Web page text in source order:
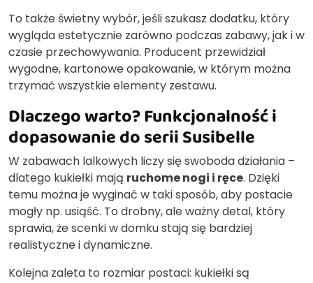
To także świetny wybór, jeśli szukasz dodatku, który
wygląda estetycznie zarówno podczas zabawy, jak i w
czasie przechowywania. Producent przewidział
wygodne, kartonowe opakowanie, w którym można
trzymać wszystkie elementy zestawu.
Dlaczego warto? Funkcjonalność i
dopasowanie do serii Susibelle
W zabawach lalkowych liczy się swoboda działania –
dlatego kukiełki mają ruchome nogi i ręce. Dzięki
temu można je wyginać w taki sposób, aby postacie
mogły np. usiąść. To drobny, ale ważny detal, który
sprawia, że scenki w domku stają się bardziej
realistyczne i dynamiczne.
Kolejna zaleta to rozmiar postaci: kukiełki są